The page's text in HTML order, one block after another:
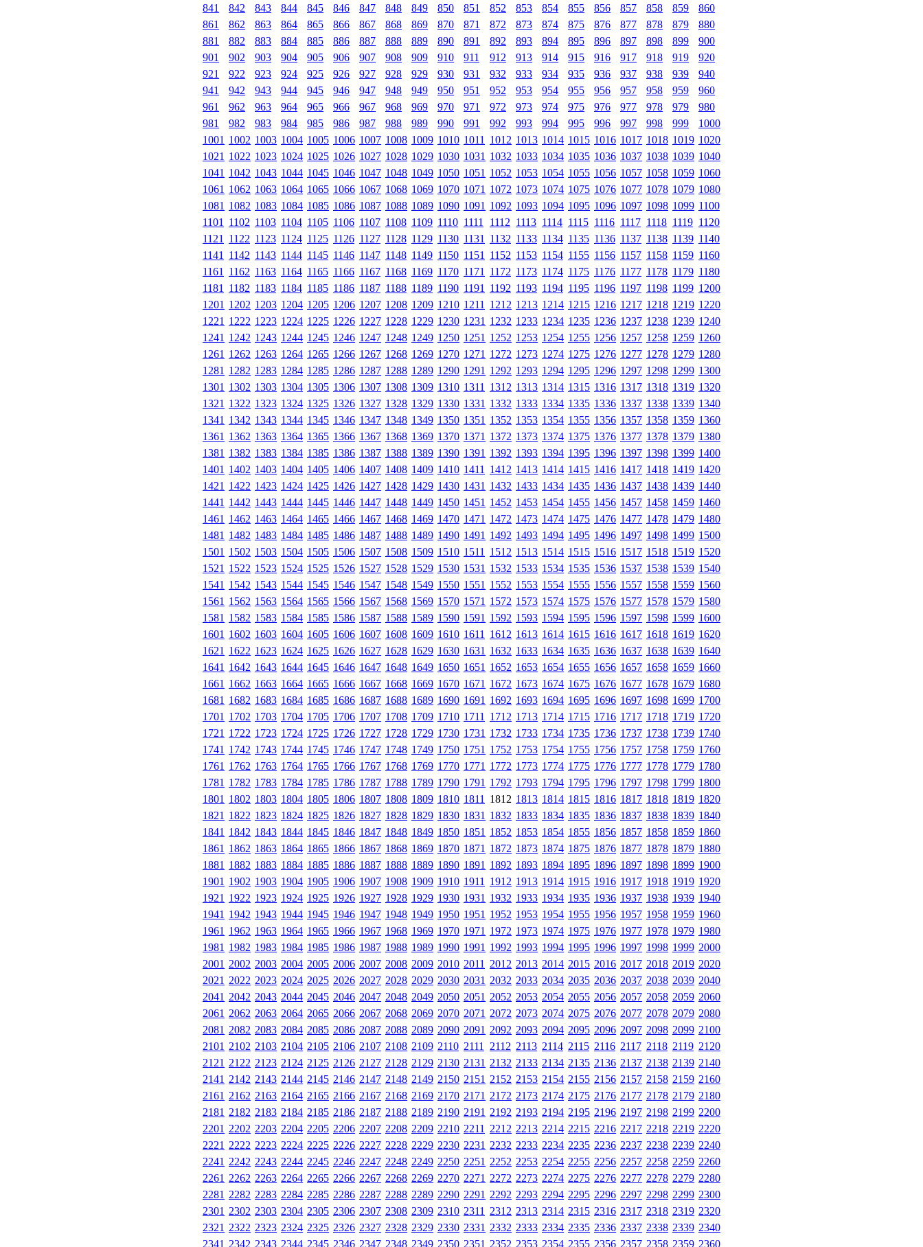
841
842 843 844 845 846 847 848 849 850 851 852 853 854 855 856 857 858 859
860
861
862 863 864 865 866 867 868 869 870 871 872 873 874 875 876 877 878 879
880
881
882 883 884 885 886 887 888 889 890 891 892 893 894 895 896 897 898 899
900
901
902 903 904 905 906 907 908 909 910 911 912 913 914 915 916 917 918 919
920
921
922 923 924 925 926 927 928 929 930 931 932 933 934 935 936 937 938 939
940
941
942 943 944 945 946 947 948 949 950 951 952 953 954 955 956 957 958 959
960
961
962 963 964 965 966 967 968 969 970 971 972 973 974 975 976 977 978 979
980
981
982 983 984 985 986 987 988 989 990 991 992 993 994 995 996 997 998 999
1000
1001 1002 1003 1004 1005 1006 1007 1008 1009 1010 1011 1012 1013 1014 1015 1016 1017 1018 1019 1020
1021 1022 1023 1024 1025 1026 1027 1028 1029 1030 1031 1032 1033 1034 1035 1036 1037 1038 1039 1040
1041 1042 1043 1044 1045 1046 1047 1048 1049 1050 1051 1052 1053 1054 1055 1056 1057 1058 1059 1060
1061 1062 1063 1064 1065 1066 1067 1068 1069 1070 1071 1072 1073 1074 1075 1076 1077 1078 1079 1080
1081 1082 1083 1084 1085 1086 1087 1088 1089 1090 1091 1092 1093 1094 1095 1096 1097 1098 1099 1100
1101
1102 1103 1104 1105 1106 1107 1108 1109 1110 1111 1112 1113 1114 1115 1116 1117 1118 1119 1120
1121
1122 1123 1124 1125 1126 1127 1128 1129 1130 1131 1132 1133 1134 1135 1136 1137 1138 1139 1140
1141
1142 1143 1144 1145 1146 1147 1148 1149 1150 1151 1152 1153 1154 1155 1156 1157 1158 1159 1160
1161
1162 1163 1164 1165 1166 1167 1168 1169 1170 1171 1172 1173 1174 1175 1176 1177 1178 1179 1180
1181
1182 1183 1184 1185 1186 1187 1188 1189 1190 1191 1192 1193 1194 1195 1196 1197 1198 1199 1200
1201 1202 1203 1204 1205 1206 1207 1208 1209 1210 1211 1212 1213 1214 1215 1216 1217 1218 1219 1220
1221 1222 1223 1224 1225 1226 1227 1228 1229 1230 1231 1232 1233 1234 1235 1236 1237 1238 1239 1240
1241 1242 1243 1244 1245 1246 1247 1248 1249 1250 1251 1252 1253 1254 1255 1256 1257 1258 1259 1260
1261 1262 1263 1264 1265 1266 1267 1268 1269 1270 1271 1272 1273 1274 1275 1276 1277 1278 1279 1280
1281 1282 1283 1284 1285 1286 1287 1288 1289 1290 1291 1292 1293 1294 1295 1296 1297 1298 1299 1300
1301 1302 1303 1304 1305 1306 1307 1308 1309 1310 1311 1312 1313 1314 1315 1316 1317 1318 1319 1320
1321 1322 1323 1324 1325 1326 1327 1328 1329 1330 1331 1332 1333 1334 1335 1336 1337 1338 1339 1340
1341 1342 1343 1344 1345 1346 1347 1348 1349 1350 1351 1352 1353 1354 1355 1356 1357 1358 1359 1360
1361 1362 1363 1364 1365 1366 1367 1368 1369 1370 1371 1372 1373 1374 1375 1376 1377 1378 1379 1380
1381 1382 1383 1384 1385 1386 1387 1388 1389 1390 1391 1392 1393 1394 1395 1396 1397 1398 1399 1400
1401 1402 1403 1404 1405 1406 1407 1408 1409 1410 1411 1412 1413 1414 1415 1416 1417 1418 1419 1420
1421 1422 1423 1424 1425 1426 1427 1428 1429 1430 1431 1432 1433 1434 1435 1436 1437 1438 1439 1440
1441 1442 1443 1444 1445 1446 1447 1448 1449 1450 1451 1452 1453 1454 1455 1456 1457 1458 1459 1460
1461 1462 1463 1464 1465 1466 1467 1468 1469 1470 1471 1472 1473 1474 1475 1476 1477 1478 1479 1480
1481 1482 1483 1484 1485 1486 1487 1488 1489 1490 1491 1492 1493 1494 1495 1496 1497 1498 1499 1500
1501 1502 1503 1504 1505 1506 1507 1508 1509 1510 1511 1512 1513 1514 1515 1516 1517 1518 1519 1520
1521 1522 1523 1524 1525 1526 1527 1528 1529 1530 1531 1532 1533 1534 1535 1536 1537 1538 1539 1540
1541 1542 1543 1544 1545 1546 1547 1548 1549 1550 1551 1552 1553 1554 1555 1556 1557 1558 1559 1560
1561 1562 1563 1564 1565 1566 1567 1568 1569 1570 1571 1572 1573 1574 1575 1576 1577 1578 1579 1580
1581 1582 1583 1584 1585 1586 1587 1588 1589 1590 1591 1592 1593 1594 1595 1596 1597 1598 1599 1600
1601 1602 1603 1604 1605 1606 1607 1608 1609 1610 1611 1612 1613 1614 1615 1616 1617 1618 1619 1620
1621 1622 1623 1624 1625 1626 1627 1628 1629 1630 1631 1632 1633 1634 1635 1636 1637 1638 1639 1640
1641 1642 1643 1644 1645 1646 1647 1648 1649 1650 1651 1652 1653 1654 1655 1656 1657 1658 1659 1660
1661 1662 1663 1664 1665 1666 1667 1668 1669 1670 1671 1672 1673 1674 1675 1676 1677 1678 1679 1680
1681 1682 1683 1684 1685 1686 1687 1688 1689 1690 1691 1692 1693 1694 1695 1696 1697 1698 1699 1700
1701 1702 1703 1704 1705 1706 1707 1708 1709 1710 1711 1712 1713 1714 1715 1716 1717 1718 1719 1720
1721 1722 1723 1724 1725 1726 1727 1728 1729 1730 1731 1732 1733 1734 1735 1736 1737 1738 1739 1740
1741 1742 1743 1744 1745 1746 1747 1748 1749 1750 1751 1752 1753 1754 1755 1756 1757 1758 1759 1760
1761 1762 1763 1764 1765 1766 1767 1768 1769 1770 1771 1772 1773 1774 1775 1776 1777 1778 1779 1780
1781 1782 1783 1784 1785 1786 1787 1788 1789 1790 1791 1792 1793 1794 1795 1796 1797 1798 1799 1800
1801 1802 1803 1804 1805 1806 1807 1808 1809 1810 1811 1812 1813 1814 1815 1816 1817 1818 1819 1820
1821 1822 1823 1824 1825 1826 1827 1828 1829 1830 1831 1832 1833 1834 1835 1836 1837 1838 1839 1840
1841 1842 1843 1844 1845 1846 1847 1848 1849 1850 1851 1852 1853 1854 1855 1856 1857 1858 1859 1860
1861 1862 1863 1864 1865 1866 1867 1868 1869 1870 1871 1872 1873 1874 1875 1876 1877 1878 1879 1880
1881 1882 1883 1884 1885 1886 1887 1888 1889 1890 1891 1892 1893 1894 1895 1896 1897 1898 1899 1900
1901 1902 1903 1904 1905 1906 1907 1908 1909 1910 1911 1912 1913 1914 1915 1916 1917 1918 1919 1920
1921 1922 1923 1924 1925 1926 1927 1928 1929 1930 1931 1932 1933 1934 1935 1936 1937 1938 1939 1940
1941 1942 1943 1944 1945 1946 1947 1948 1949 1950 1951 1952 1953 1954 1955 1956 1957 1958 1959 1960
1961 1962 1963 1964 1965 1966 1967 1968 1969 1970 1971 1972 1973 1974 1975 1976 1977 1978 1979 1980
1981 1982 1983 1984 1985 1986 1987 1988 1989 1990 1991 1992 1993 1994 1995 1996 1997 1998 1999 2000
2001 2002 2003 2004 2005 2006 2007 2008 2009 2010 2011 2012 2013 2014 2015 2016 2017 2018 2019 2020
2021 2022 2023 2024 2025 2026 2027 2028 2029 2030 2031 2032 2033 2034 2035 2036 2037 2038 2039 2040
2041 2042 2043 2044 2045 2046 2047 2048 2049 2050 2051 2052 2053 2054 2055 2056 2057 2058 2059 2060
2061 2062 2063 2064 2065 2066 2067 2068 2069 2070 2071 2072 2073 2074 2075 2076 2077 2078 2079 2080
2081 2082 2083 2084 2085 2086 2087 2088 2089 2090 2091 2092 2093 2094 2095 2096 2097 2098 2099 2100
2101 2102 2103 2104 2105 2106 2107 2108 2109 2110 2111 2112 2113 2114 2115 2116 2117 2118 2119 2120
2121 2122 2123 2124 2125 2126 2127 2128 2129 2130 2131 2132 2133 2134 2135 2136 2137 2138 2139 2140
2141 2142 2143 2144 2145 2146 2147 2148 2149 2150 2151 2152 2153 2154 2155 2156 2157 2158 2159 2160
2161 2162 2163 2164 2165 2166 2167 2168 2169 2170 2171 2172 2173 2174 2175 2176 2177 2178 2179 2180
2181 2182 2183 2184 2185 2186 2187 2188 2189 2190 2191 2192 2193 2194 2195 2196 2197 2198 2199 2200
2201 2202 2203 2204 2205 2206 2207 2208 2209 2210 2211 2212 2213 2214 2215 2216 2217 2218 2219 2220
2221 2222 2223 2224 2225 2226 2227 2228 2229 2230 2231 2232 2233 2234 2235 2236 2237 2238 2239 2240
2241 2242 2243 2244 2245 2246 2247 2248 2249 2250 2251 2252 2253 2254 2255 2256 2257 2258 2259 2260
2261 2262 2263 2264 2265 2266 2267 2268 2269 2270 2271 2272 2273 2274 2275 2276 2277 2278 2279 2280
2281 2282 2283 2284 2285 2286 2287 2288 2289 2290 2291 2292 2293 2294 2295 2296 2297 2298 2299 2300
2301 2302 2303 2304 2305 2306 2307 2308 2309 2310 2311 2312 2313 2314 2315 2316 2317 2318 2319 2320
2321 2322 2323 2324 2325 2326 2327 2328 2329 2330 2331 2332 2333 2334 2335 2336 2337 2338 2339 2340
2341 2342 2343 2344 2345 2346 2347 2348 2349 2350 2351 2352 2353 2354 2355 2356 2357 2358 2359 2360